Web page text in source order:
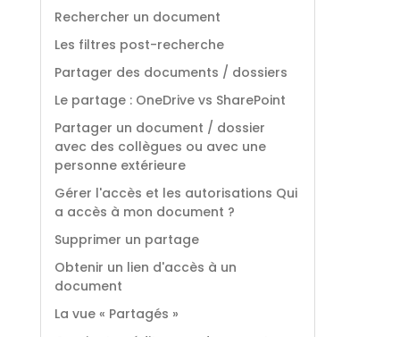
Rechercher un document
Les filtres post-recherche
Partager des documents / dossiers
Le partage : OneDrive vs SharePoint
Partager un document / dossier
avec des collègues ou avec une
personne extérieure
Gérer l'accès et les autorisations Qui
a accès à mon document ?
Supprimer un partage
Obtenir un lien d'accès à un
document
La vue « Partagés »